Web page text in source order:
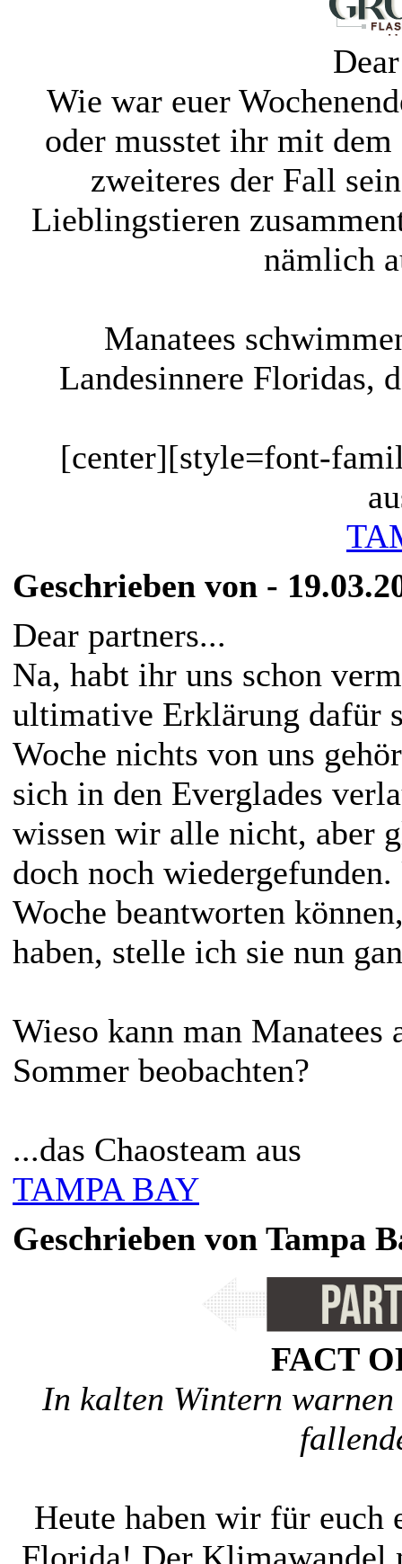
Wie war euer
oder musstet ihr mit
zweiteres der Fall
Lieblingstieren
nämlich
Manatees
Landesinnere Floridas,
[center][style=font-
Geschrieben von -
Dear partners...
Na, habt ihr uns schon
ultimative Erklärung dafür
Woche nichts von uns
sich in den Everglades
wissen wir alle nicht, aber
doch noch
Woche beantworten
haben, stelle ich sie nun
Wieso kann man
Sommer beobachten?
...das Chaosteam aus
TAMPA BAY
Geschrieben von Tampa
FACT
In kalten Wintern
Heute haben wir für euch